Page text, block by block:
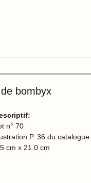
bombyx
n° 70
P. 36 du catalogue
cm x 21.0 cm